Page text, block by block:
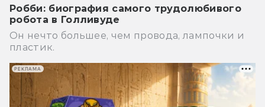
Робби: биография самого трудолюбивого
робота в Голливуде
Он нечто большее, чем провода, лампочки и
пластик.
РЕКЛАМА